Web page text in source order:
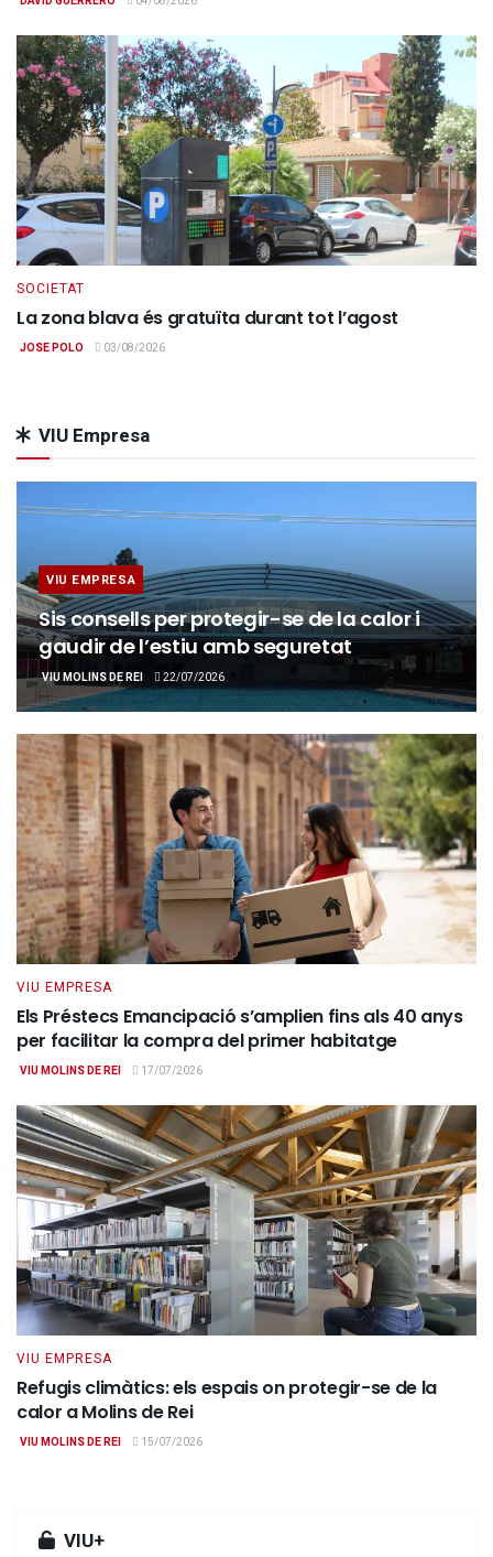
SOCIETAT
La zona blava és gratuïta durant tot l’agost
JOSE POLO 03/08/2026
VIU Empresa
VIU EMPRESA
Sis consells per protegir-se de la calor i
gaudir de l’estiu amb seguretat
VIU MOLINS DE REI 22/07/2026
VIU EMPRESA
Els Préstecs Emancipació s’amplien fins als 40 anys
per facilitar la compra del primer habitatge
VIU MOLINS DE REI 17/07/2026
VIU EMPRESA
Refugis climàtics: els espais on protegir-se de la
calor a Molins de Rei
VIU MOLINS DE REI 15/07/2026
VIU+